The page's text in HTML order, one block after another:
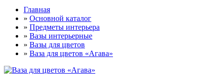
Главная
» Основной каталог
» Предметы интерьера
» Вазы интерьерные
» Вазы для цветов
» Ваза для цветов «Агава»